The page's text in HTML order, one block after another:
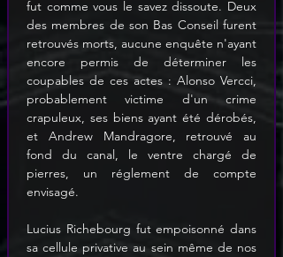
fut comme vous le savez dissoute. Deux
des membres de son Bas Conseil furent
retrouvés morts, aucune enquête n'ayant
encore permis de déterminer les
coupables de ces actes : Alonso Vercci,
probablement victime d'un crime
crapuleux, ses biens ayant été dérobés,
et Andrew Mandragore, retrouvé au
fond du canal, le ventre chargé de
pierres, un réglement de compte
envisagé.
Lucius Richebourg fut empoisonné dans
sa cellule privative au sein même de nos